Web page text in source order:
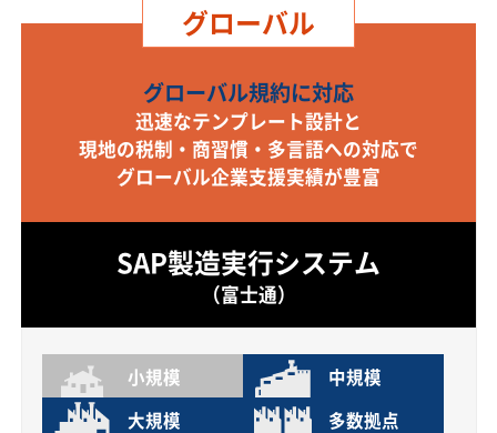
グローバル
グローバル規約に対応
迅速なテンプレート設計と
現地の税制・商習慣・多言語への対応で
グローバル企業支援実績が豊富
SAP製造実行システム
（富士通）
小規模
中規模
大規模
多数拠点